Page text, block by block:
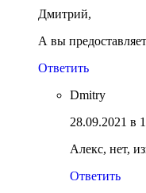
Дмитрий,
А вы
Ответить
Dmitry
28.09.2021 в
Алекс, нет,
Ответить